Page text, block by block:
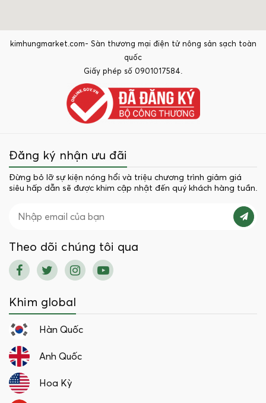
kimhungmarket.com- Sàn thương mại điện tử nông sản sạch toàn
quốc
Giấy phép số 0901017584.
Đăng ký nhận ưu đãi
Đừng bỏ lỡ sự kiện nóng hổi và triệu chương trình giảm giá
siêu hấp dẫn sẽ được khim cập nhật đến quý khách hàng tuần.
Theo dõi chúng tôi qua
Khim global
Hàn Quốc
Anh Quốc
Hoa Kỳ